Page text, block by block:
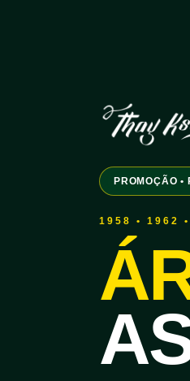
PROMOÇÃO
1958 • 1962